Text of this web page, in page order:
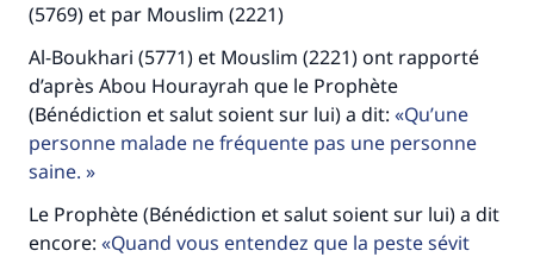
(5769) et par Mouslim (2221)
Al-Boukhari (5771) et Mouslim (2221) ont rapporté
d’après Abou Hourayrah que le Prophète
(Bénédiction et salut soient sur lui) a dit:
Qu’une
personne malade ne fréquente pas une personne
saine.
Le Prophète (Bénédiction et salut soient sur lui) a dit
encore:
Quand vous entendez que la peste sévit